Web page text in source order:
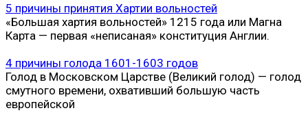
5 причины принятия Хартии вольностей
«Большая хартия вольностей» 1215 года или Магна
Карта — первая «неписаная» конституция Англии.
4 причины голода 1601-1603 годов
Голод в Московском Царстве (Великий голод) — голод
смутного времени, охвативший большую часть
европейской